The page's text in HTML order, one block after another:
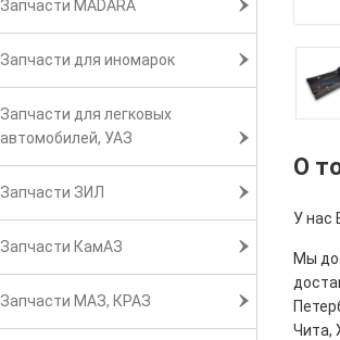
Запчасти MADARA
Запчасти для иномарок
Запчасти для легковых
автомобилей, УАЗ
Запчасти ЗИЛ
Запчасти КамАЗ
Запчасти МАЗ, КРАЗ
О
У нас
Мы
Чита,